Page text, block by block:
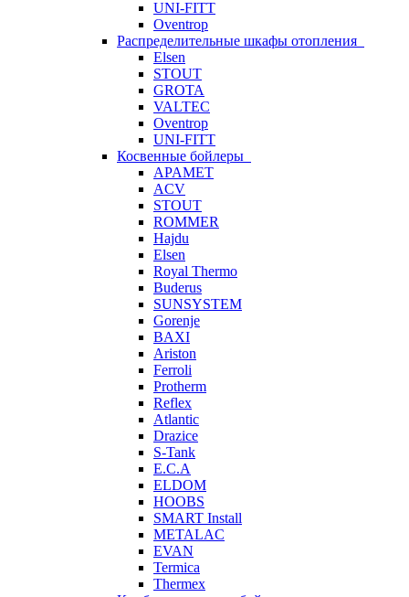
UNI-FITT
Oventrop
Распределительные шкафы отопления
Elsen
STOUT
GROTA
VALTEC
Oventrop
UNI-FITT
Косвенные бойлеры
APAMET
ACV
STOUT
ROMMER
Hajdu
Elsen
Royal Thermo
Buderus
SUNSYSTEM
Gorenje
BAXI
Ariston
Ferroli
Protherm
Reflex
Atlantic
Drazice
S-Tank
E.C.A
ELDOM
HOOBS
SMART Install
METALAC
EVAN
Termica
Thermex